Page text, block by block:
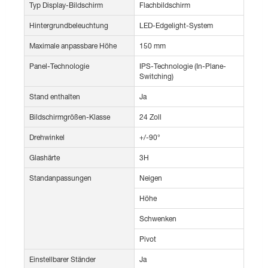
Typ Display-Bildschirm Flachbildschirm
Hintergrundbeleuchtung LED-Edgelight-System
Maximale anpassbare Höhe 150 mm
Panel-Technologie
IPS-Technologie (In-Plane-
Switching)
Stand enthalten Ja
Bildschirmgrößen-Klasse 24 Zoll
Drehwinkel +/-90°
Glashärte 3H
Standanpassungen Neigen
Höhe
Schwenken
Pivot
Einstellbarer Ständer Ja